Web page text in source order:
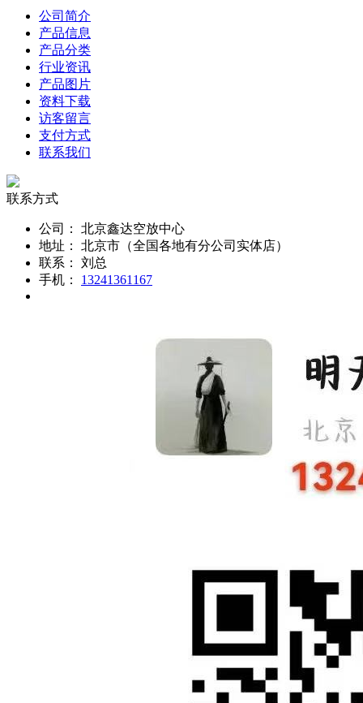
公司简介
产品信息
产品分类
行业资讯
产品图片
资料下载
访客留言
支付方式
联系我们
联系方式
公司：
北京鑫达空放中心
地址：
北京市（全国各地有分公司实体店）
联系：
刘总
手机：
13241361167